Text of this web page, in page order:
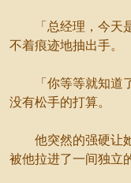
「总经理，今天是
不着痕迹地抽出手。
「你等等就知道了
没有松手的打算。
他突然的强硬让她
被他拉进了一间独立